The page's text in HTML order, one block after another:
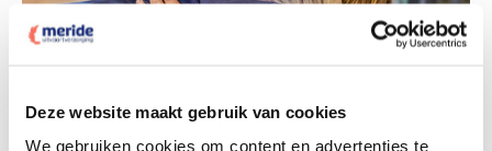
Deze website maakt gebruik van cookies
We gebruiken cookies om content en advertenties te